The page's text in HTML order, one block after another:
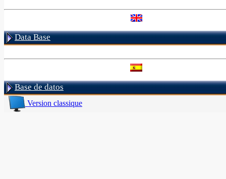
Data Base
Base de datos
Version classique